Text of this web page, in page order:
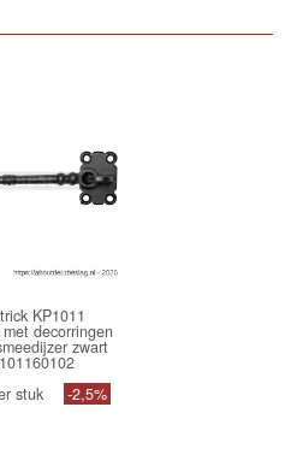
KP1011
decorringen
zwart
stuk
-2,5%